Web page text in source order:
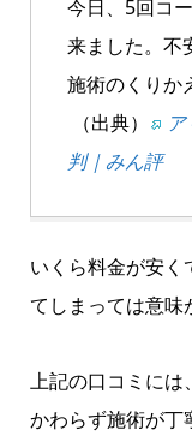
今日、5回コ
来ました。不
施術のくりか
（出典）
判｜みん評
いくら料金が安く
てしまっては意味
上記の口コミには
かわらず施術が丁